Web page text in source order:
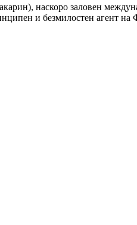
наскоро заловен
и безмилостен агент на